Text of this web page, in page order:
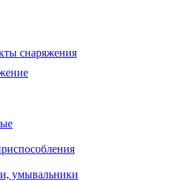
снаряжения
умывальники